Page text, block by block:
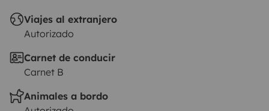
responsabilidad civil, colisión y a todo riesgo. El seguro
de Roadsurfer se aplica con carácter secundario, como
complemento al seguro personal del arrendatario.
Viajes al extranjero
Autorizado
Carnet de conducir
Carnet B
Animales a bordo